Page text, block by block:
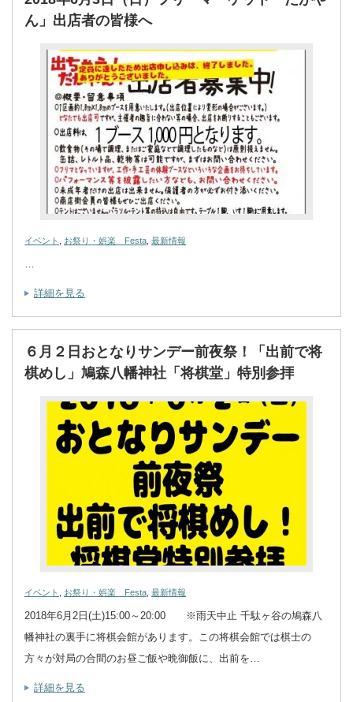
ん」出店者の皆様へ
イベント お祭り・娯楽 Festa 最新情報
詳細を見る
６月２日おとなりサンデー前夜祭！「出前で将
棋めし」鳩森八幡神社「将棋堂」特別参拝
イベント お祭り・娯楽 Festa 最新情報
2018年6月2日(土)15:00～20:00 ※雨天中止 千駄ヶ谷の鳩森八
幡神社の裏手に将棋会館があります。この将棋会館では棋士の
方々が対局の合間のお昼ご飯や晩御飯に、出前を…
詳細を見る